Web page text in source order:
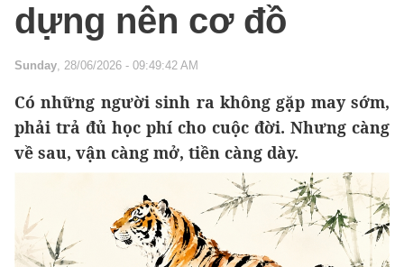
dựng nên cơ đồ
Sunday, 28/06/2026 - 09:49:42 AM
Có những người sinh ra không gặp may sớm,
phải trả đủ học phí cho cuộc đời. Nhưng càng
về sau, vận càng mở, tiền càng dày.